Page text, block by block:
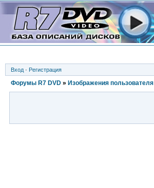
Вход · Регистрация
Форумы R7 DVD » Изображения пользователя